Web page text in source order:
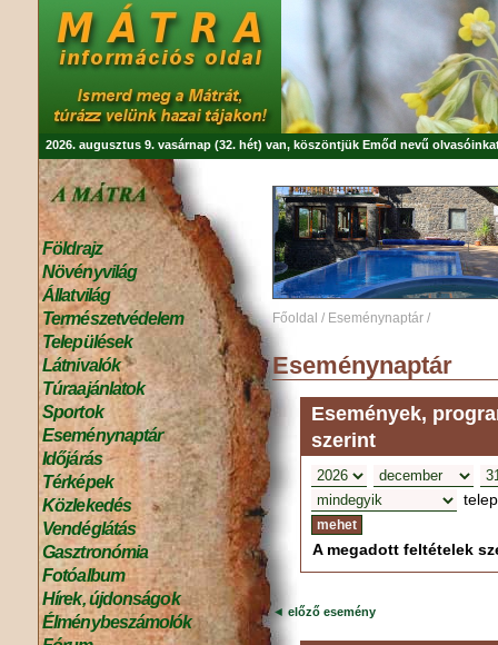
2026. augusztus 9. vasárnap (32. hét) van, köszöntjük Emőd nevű
Földrajz
Növényvilág
Állatvilág
Természetvédelem
Települések
Látnivalók
Túraajánlatok
Sportok
Eseménynaptár
Időjárás
Térképek
Közlekedés
Vendéglátás
Gasztronómia
Fotóalbum
Hírek, újdonságok
Élménybeszámolók
Főoldal / Eseménynaptár /
Eseménynaptár
Események,
szerint
A megadott feltételek
◄ előző esemény